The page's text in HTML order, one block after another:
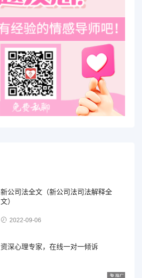
新公司法全文（新公司法司法解释全
文）
2022-09-06
资深心理专家，在线一对一倾诉